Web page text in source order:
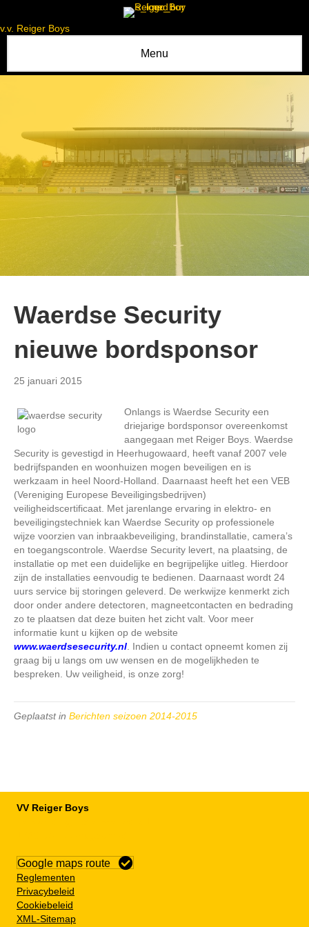
v.v. Reiger Boys
Menu
Waerdse Security
nieuwe bordsponsor
25 januari 2015
Onlangs is Waerdse Security een
driejarige bordsponsor overeenkomst
aangegaan met Reiger Boys. Waerdse
Security is gevestigd in Heerhugowaard, heeft vanaf 2007 vele
bedrijfspanden en woonhuizen mogen beveiligen en is
werkzaam in heel Noord-Holland. Daarnaast heeft het een VEB
(Vereniging Europese Beveiligingsbedrijven)
veiligheidscertificaat. Met jarenlange ervaring in elektro- en
beveiligingstechniek kan Waerdse Security op professionele
wijze voorzien van inbraakbeveiliging, brandinstallatie, camera’s
en toegangscontrole. Waerdse Security levert, na plaatsing, de
installatie op met een duidelijke en begrijpelijke uitleg. Hierdoor
zijn de installaties eenvoudig te bedienen. Daarnaast wordt 24
uurs service bij storingen geleverd. De werkwijze kenmerkt zich
door onder andere detectoren, magneetcontacten en bedrading
zo te plaatsen dat deze buiten het zicht valt. Voor meer
informatie kunt u kijken op de website
www.waerdsesecurity.nl . Indien u contact opneemt komen zij
graag bij u langs om uw wensen en de mogelijkheden te
bespreken. Uw veiligheid, is onze zorg!
Geplaatst in Berichten seizoen 2014-2015
VV Reiger Boys
Google maps route
Reglementen
Privacybeleid
Cookiebeleid
XML-Sitemap